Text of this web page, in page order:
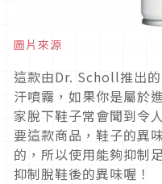
圖片來源
這款由Dr. Scholl推出
汗噴霧，如果你是屬於
家脫下鞋子常會聞到令
要這款商品，鞋子的異
的，所以使用能夠抑制
抑制脫鞋後的異味喔！